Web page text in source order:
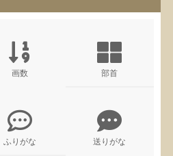
画数 部首
ふりがな 送りがな